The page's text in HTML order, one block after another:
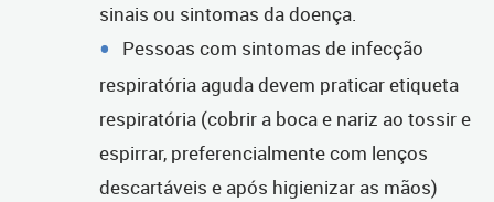
sinais ou sintomas da doença.
Pessoas com sintomas de infecção
respiratória aguda devem praticar etiqueta
respiratória (cobrir a boca e nariz ao tossir e
espirrar, preferencialmente com lenços
descartáveis e após higienizar as mãos)